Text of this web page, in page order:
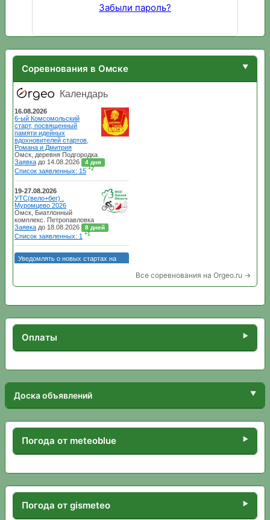
Забыли пароль?
Соревнования в Омске
Все соревнования на Orgeo.ru →
Оплаты
Доска объявлений
Погода от meteoblue
Погода от gismeteo